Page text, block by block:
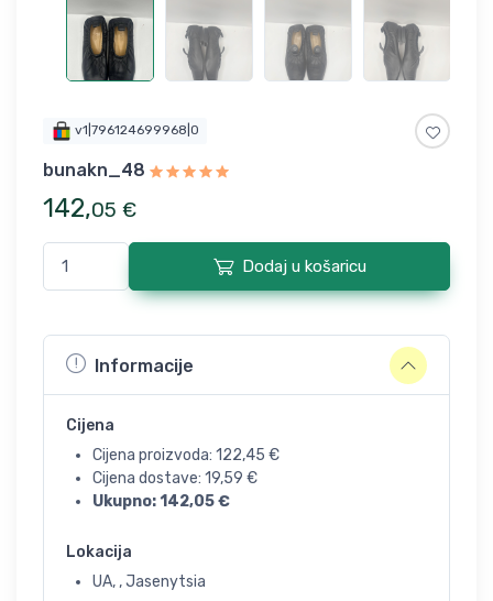
v1|796124699968|0
bunakn_48
142,05 €
Dodaj u košaricu
Informacije
Cijena
Cijena proizvoda: 122,45 €
Cijena dostave: 19,59 €
Ukupno:142,05€
Lokacija
UA, , Jasenytsia